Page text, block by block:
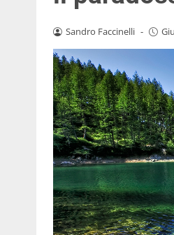
Sandro Faccinelli -